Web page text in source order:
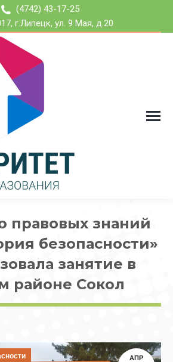
(4742) 43-17-25
г.Липецк, ул. 9 Мая, д.20
правовых знаний
безопасности»
занятие в
районе Сокол
АПР